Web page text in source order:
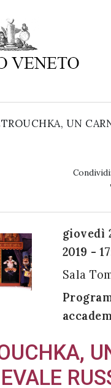
UN
Condividi:
giovedì
2019 -
Sala